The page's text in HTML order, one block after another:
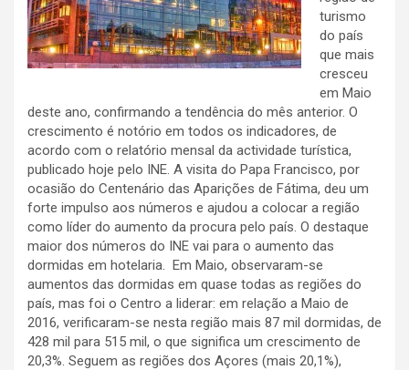
turismo
do país
que mais
cresceu
em Maio
deste ano, confirmando a tendência do mês anterior. O
crescimento é notório em todos os indicadores, de
acordo com o relatório mensal da actividade turística,
publicado hoje pelo INE. A visita do Papa Francisco, por
ocasião do Centenário das Aparições de Fátima, deu um
forte impulso aos números e ajudou a colocar a região
como líder do aumento da procura pelo país. O destaque
maior dos números do INE vai para o aumento das
dormidas em hotelaria. Em Maio, observaram-se
aumentos das dormidas em quase todas as regiões do
país, mas foi o Centro a liderar: em relação a Maio de
2016, verificaram-se nesta região mais 87 mil dormidas, de
428 mil para 515 mil, o que significa um crescimento de
20,3%. Seguem as regiões dos Açores (mais 20,1%),